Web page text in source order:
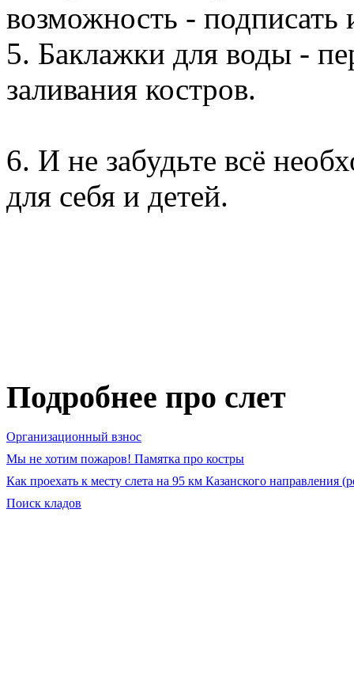
возможность - подписать
5. Баклажки для воды -
заливания костров.
6. И не забудьте всё
для себя и детей.
Подробнее про слет
Организационный взнос
Мы не хотим пожаров! Памятка про костры
Как проехать к месту слета на 95 км Казанского направления
Поиск кладов